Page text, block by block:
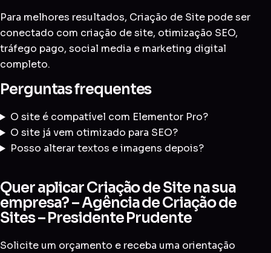
Para melhores resultados, Criação de Site pode ser
conectado com criação de site, otimização SEO,
tráfego pago, social media e marketing digital
completo.
Perguntas frequentes
O site é compatível com Elementor Pro?
O site já vem otimizado para SEO?
Posso alterar textos e imagens depois?
Quer aplicar Criação de Site na sua
empresa? – Agência de Criação de
Sites – Presidente Prudente
Solicite um orçamento e receba uma orientação